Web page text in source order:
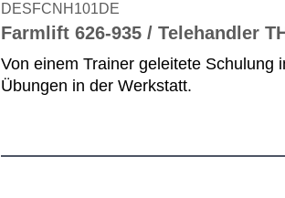
DESFCNH101DE
Farmlift 626-935 / Telehandler
Von einem Trainer geleitete Schulung
Übungen in der Werkstatt.